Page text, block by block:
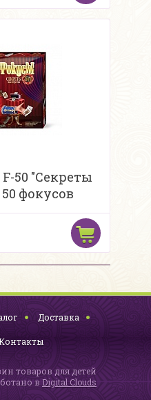
50 "Секреты
фокусов
Доставка
товаров для детей
в Digital Clouds